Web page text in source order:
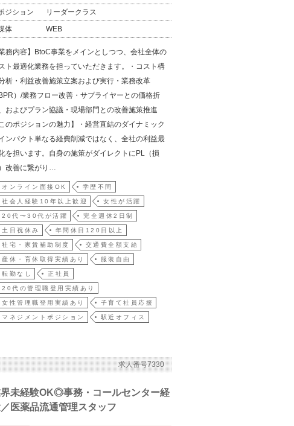
ジション
リーダークラス
体
WEB
業務内容】BtoC事業をメインとしつつ、会社全体の
ト最適化業務を担っていただきます。・コスト構
析・利益改善施策立案および実行・業務改革
BPR）/業務フロー改善・サプライヤーとの価格折
およびプラン協議・現場部門との改善施策推進
このポジションの魅力】・経営直結のダイナミック
ンパクト単なる経費削減ではなく、全社の利益最
を担います。自身の施策がダイレクトにPL（損
改善に繋がり…
オンライン面接OK 学歴不問
社会人経験10年以上歓迎 女性が活躍
20代〜30代が活躍 完全週休2日制
土日祝休み 年間休日120日以上
社宅・家賃補助制度 交通費全額支給
産休・育休取得実績あり 服装自由
転勤なし 正社員
20代の管理職登用実績あり
女性管理職登用実績あり 子育て社員応援
マネジメントポジション 駅近オフィス
求人番号7330
未経験OK◎事務・コールセンター経
医薬品流通管理スタッフ